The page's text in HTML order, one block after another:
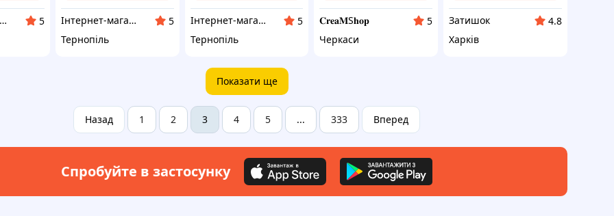
Інтернет-магазин MobiCaseTTM
5
Інтернет-магазин MobiCaseTTM
5
Тернопіль
Інтернет-магазин MobiCaseTTM
5
Тернопіль
𝐂𝐫𝐞𝐚𝐌S𝐡𝐨𝐩
5
Черкаси
Затишок
4.8
Харків
Показати ще
Назад 1 2 3 4 5 ... 333 Вперед
Спробуйте в застосунку